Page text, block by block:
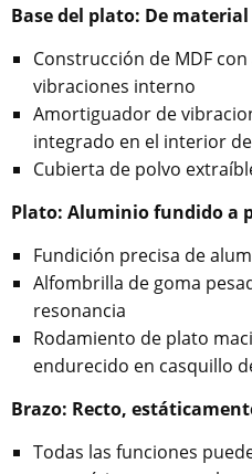
Base del plato: De
Construcción de MDF
vibraciones interno
Amortiguador de
integrado en el interior
Cubierta de polvo
Plato: Aluminio fundido a
Fundición precisa de
Alfombrilla de goma
resonancia
Rodamiento de plato
endurecido en casquillo
Brazo: Recto,
Todas las funciones